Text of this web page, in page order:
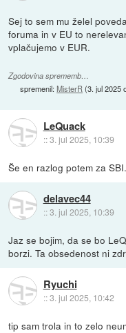
Sej to sem mu želel
foruma in v EU to
vplačujemo v EUR.
Zgodovina sprememb…
spremenil:MisterR (3. jul 2025
LeQuack
::3. jul 2025, 10:39
Še en razlog potem za SBI.
delavec44
::3. jul 2025, 10:39
Jaz se bojim, da se bo
borzi. Ta obsedenost ni
Ryuchi
::3. jul 2025, 10:42
tip sam trola in to zelo